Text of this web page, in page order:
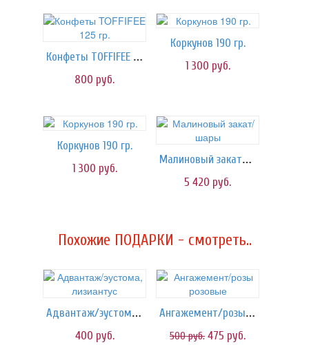
Конфеты TOFFIFEE 125 гр.
800 руб.
Коркунов 190 гр.
1 300 руб.
Коркунов 190 гр.
1 300 руб.
Малиновый закат/шары
5 420 руб.
Похожие ПОДАРКИ - смотреть..
Адвантаж/эустома, лизиантус
400 руб.
Ангажемент/розы розовые
500руб. 475 руб.